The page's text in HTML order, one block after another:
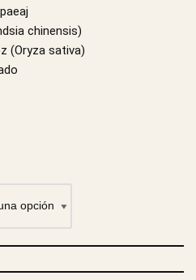
chinensis)
(Oryza sativa)